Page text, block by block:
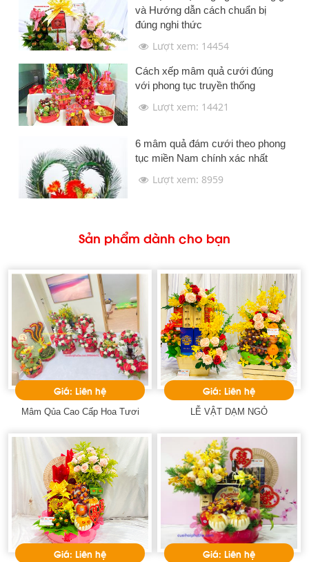
và Hướng dẫn cách chuẩn bị
đúng nghi thức
Lượt xem: 14454
Cách xếp mâm quả cưới đúng
với phong tục truyền thống
Lượt xem: 14421
6 mâm quả đám cưới theo phong
tục miền Nam chính xác nhất
Lượt xem: 8959
Sản phẩm dành cho bạn
Giá: Liên hệ
Mâm Qủa Cao Cấp Hoa Tươi
Giá: Liên hệ
LỄ VẬT DẠM NGỎ
Giá: Liên hệ Giá: Liên hệ